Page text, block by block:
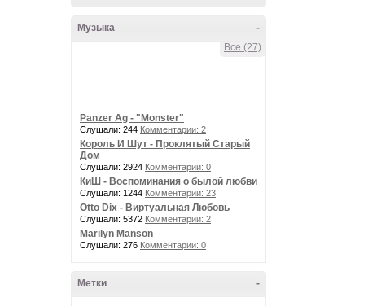
-
Музыка
Все (27)
Panzer Ag - "Monster"
Слушали: 244 Комментарии: 2
Король И Шут - Проклятый Старый
Дом
Слушали: 2924 Комментарии: 0
КиШ - Воспоминания о былой любви
Слушали: 1244 Комментарии: 23
Otto Dix - Виртуальная Любовь
Слушали: 5372 Комментарии: 2
Marilyn Manson
Слушали: 276 Комментарии: 0
-
Метки